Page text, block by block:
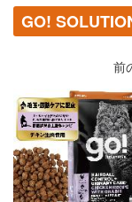
コラム
原材料ハンド
Instagram
Youtubeチャネ
取り扱い
GO!
前